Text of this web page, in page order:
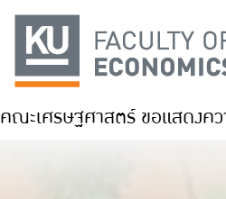
คณะเศรษฐศาสตร์ ขอแสดงค